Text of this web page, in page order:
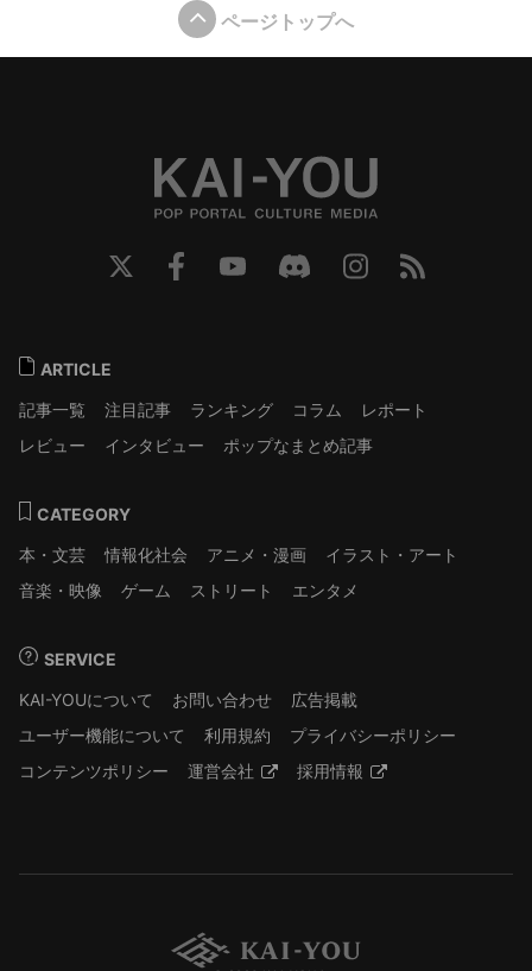
ページトップへ
ARTICLE
記事一覧
注目記事 ランキング コラム
レポート
レビュー
インタビュー ポップなまとめ記事
CATEGORY
本・文芸
情報化社会 アニメ・漫画
イラスト・アート
音楽・映像
ゲーム ストリート エンタメ
SERVICE
KAI-YOUについて
お問い合わせ
広告掲載
ユーザー機能について
利用規約
プライバシーポリシー
コンテンツポリシー
運営会社 採用情報